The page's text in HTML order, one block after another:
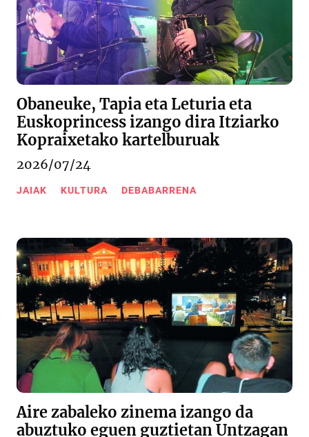
Obaneuke, Tapia eta Leturia eta
Euskoprincess izango dira Itziarko
Kopraixetako kartelburuak
2026/07/24
JAIAK KULTURA DEBABARRENA
Aire zabaleko zinema izango da
abuztuko eguen guztietan Untzagan